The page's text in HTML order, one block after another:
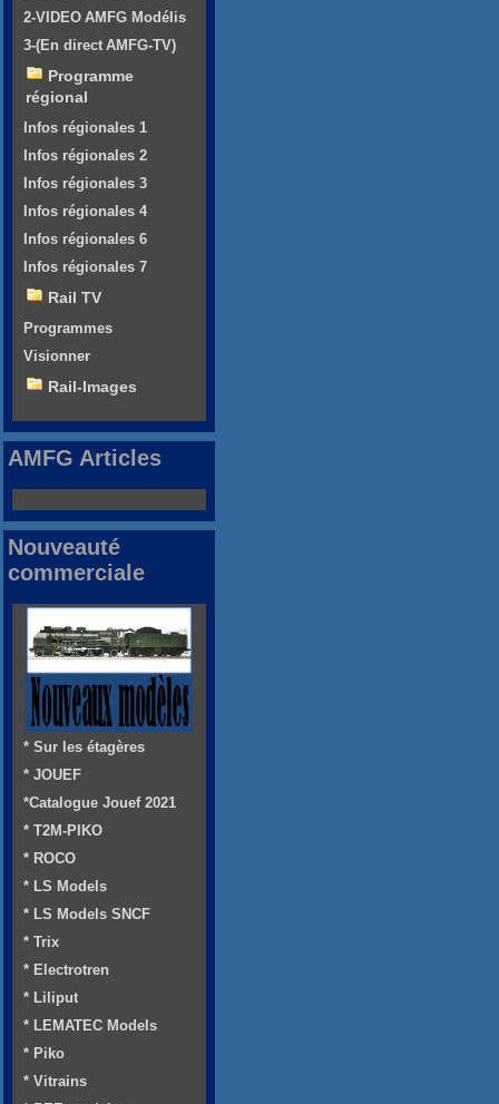
2-VIDEO AMFG Modélis
3-(En direct AMFG-TV)
Programme
régional
Infos régionales 1
Infos régionales 2
Infos régionales 3
Infos régionales 4
Infos régionales 6
Infos régionales 7
Rail TV
Programmes
Visionner
Rail-Images
AMFG Articles
Nouveauté
commerciale
* Sur les étagères
* JOUEF
*Catalogue Jouef 2021
* T2M-PIKO
* ROCO
* LS Models
* LS Models SNCF
* Trix
* Electrotren
* Liliput
* LEMATEC Models
* Piko
* Vitrains